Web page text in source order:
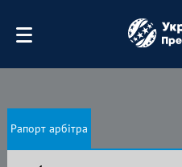
Рапорт арбітра